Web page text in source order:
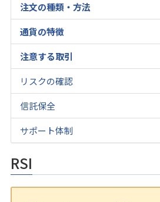
注文の種類・方法
通貨の特徴
注意する取引
リスクの確認
信託保全
サポート体制
RSI